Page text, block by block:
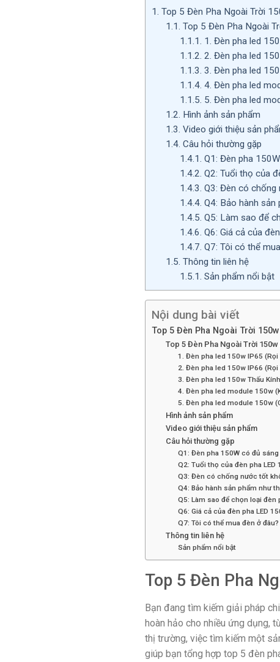
1. Top 5 Đèn Pha Ngoài Trời
1.1. Top 5 Đèn Pha Ngoài
1.1.1. 1. Đèn pha led
1.1.2. 2. Đèn pha led
1.1.3. 3. Đèn pha led
1.1.4. 4. Đèn pha led
1.1.5. 5. Đèn pha led
1.2. Hình ảnh sản phẩm
1.3. Video giới thiệu sản
1.4. Câu hỏi thường gặp
1.4.1. Q1: Đèn pha
1.4.2. Q2: Tuổi thọ của
1.4.3. Q3: Đèn có
1.4.4. Q4: Bảo hành sản
1.4.5. Q5: Làm sao để
1.4.6. Q6: Giá cả của
1.4.7. Q7: Tôi có thể
1.5. Thông tin liên hệ
1.5.1. Sản phẩm nổi bật
Nội dung bài viết
Top 5 Đèn Pha Ngoài Trời
Top 5 Đèn Pha Ngoài Trời
1. Đèn pha led 150w IP65 (Rọi
2. Đèn pha led 150w IP66 (Rọi
3. Đèn pha led 150w Thấu Kính
4. Đèn pha led module 150w
5. Đèn pha led module 150w
Hình ảnh sản phẩm
Video giới thiệu sản phẩm
Câu hỏi thường gặp
Q1: Đèn pha 150W có đủ sáng
Q2: Tuổi thọ của đèn pha LED
Q3: Đèn có chống nước tốt
Q4: Bảo hành sản phẩm như
Q5: Làm sao để chọn loại đèn
Q6: Giá cả của đèn pha LED
Q7: Tôi có thể mua đèn ở đâu?
Thông tin liên hệ
Sản phẩm nổi bật
Top 5 Đèn Pha
Bạn đang tìm kiếm giải pháp
hoàn hảo cho nhiều ứng dụng,
thị trường, việc tìm kiếm một
giúp bạn tổng hợp top 5 đèn